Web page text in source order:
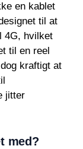
en kablet
til at
4G, hvilket
til en reel
kraftigt at
jitter
med?